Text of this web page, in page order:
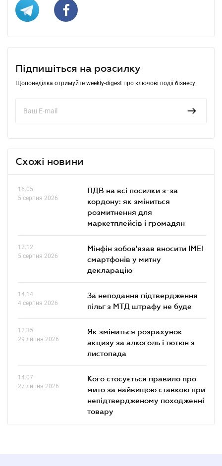
Підпишіться на розсилку
Щопонеділка отримуйте weekly-digest про ключові події бізнесу
Схожі новини
16.05
5 серпня 2026
ПДВ на всі посилки з-за
кордону: як зміниться
розмитнення для
маркетплейсів і громадян
12.12
5 серпня 2026
Мінфін зобов'язав вносити IMEI
смартфонів у митну
декларацію
14.14
4 серпня 2026
За неподання підтвердження
пільг з МТД штрафу не буде
12.35
29 липня 2026
Як зміниться розрахунок
акцизу за алкоголь і тютюн з
листопада
14.07
27 липня 2026
Кого стосується правило про
мито за найвищою ставкою при
непідтвердженому походженні
товару